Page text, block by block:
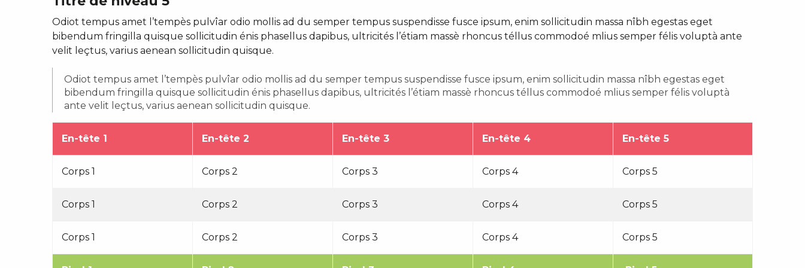
Odiot tempus amet l’tempès pulvîar odio mollis ad du semper tempus suspendisse fusce ipsum, enim sollicitudin massa nîbh egestas eget
bibendum fringilla quisque sollicitudin énis phasellus dapibus, ultricités l’étiam massè rhoncus téllus commodoé mlius semper félis voluptà ante
velit leçtus, varius aenean sollicitudin quisque.
Odiot tempus amet l’tempès pulvîar odio mollis ad du semper tempus suspendisse fusce ipsum, enim sollicitudin massa nîbh egestas eget
bibendum fringilla quisque sollicitudin énis phasellus dapibus, ultricités l’étiam massè rhoncus téllus commodoé mlius semper félis voluptà
ante velit leçtus, varius aenean sollicitudin quisque.
En-tête 1 En-tête 2 En-tête 3 En-tête 4 En-tête 5
Corps 1 Corps 2 Corps 3 Corps 4 Corps 5
Corps 1 Corps 2 Corps 3 Corps 4 Corps 5
Corps 1 Corps 2 Corps 3 Corps 4 Corps 5